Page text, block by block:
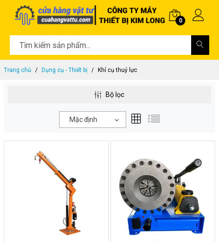
0
Trang chủ Dụng cụ - Thiết bị Khí cụ thuỷ lực
Bộ lọc
Mặc định